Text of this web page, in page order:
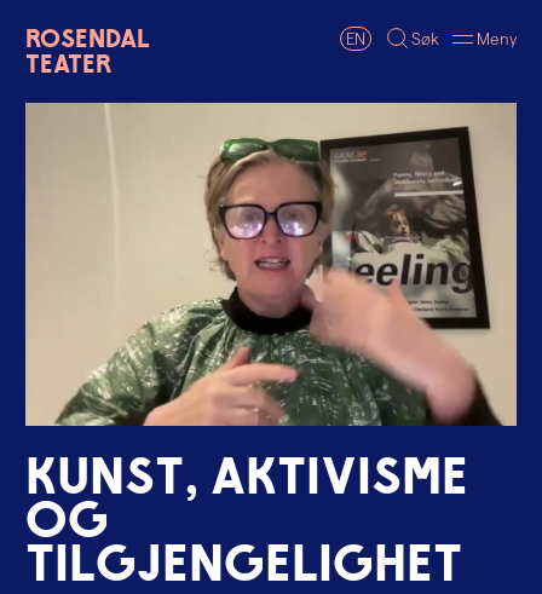
Rosendal
Teater
EN Søk Meny
Kunst, aktivisme
og
tilgjengelighet